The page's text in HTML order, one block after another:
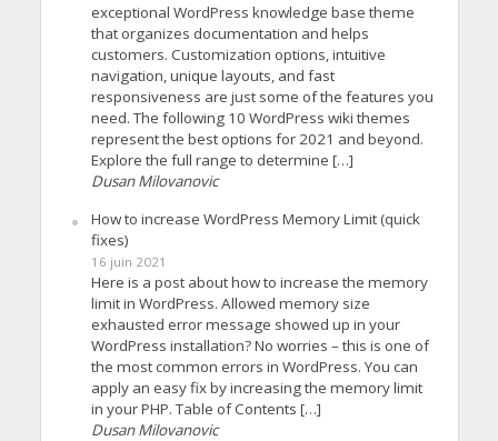
exceptional WordPress knowledge base theme
that organizes documentation and helps
customers. Customization options, intuitive
navigation, unique layouts, and fast
responsiveness are just some of the features you
need. The following 10 WordPress wiki themes
represent the best options for 2021 and beyond.
Explore the full range to determine […]
Dusan Milovanovic
How to increase WordPress Memory Limit (quick
fixes)
16 juin 2021
Here is a post about how to increase the memory
limit in WordPress. Allowed memory size
exhausted error message showed up in your
WordPress installation? No worries – this is one of
the most common errors in WordPress. You can
apply an easy fix by increasing the memory limit
in your PHP. Table of Contents […]
Dusan Milovanovic